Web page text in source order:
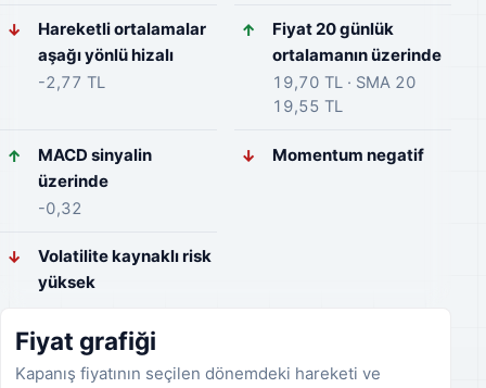
↓
Hareketli ortalamalar
aşağı yönlü hizalı
-2,77 TL
↑
Fiyat 20 günlük
ortalamanın üzerinde
19,70 TL · SMA 20
19,55 TL
↑
MACD sinyalin
üzerinde
-0,32
↓ Momentum negatif
↓
Volatilite kaynaklı risk
yüksek
Fiyat grafiği
Kapanış fiyatının seçilen dönemdeki hareketi ve